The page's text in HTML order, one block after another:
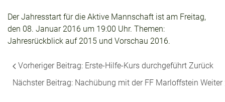
Der Jahresstart für die Aktive Mannschaft ist am Freitag,
den 08. Januar 2016 um 19:00 Uhr. Themen:
Jahresrückblick auf 2015 und Vorschau 2016.
Vorheriger Beitrag: Erste-Hilfe-Kurs durchgeführt Zurück
Nächster Beitrag: Nachübung mit der FF Marloffstein Weiter